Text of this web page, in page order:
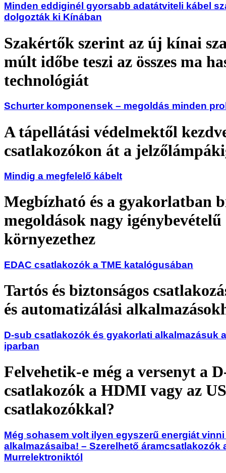
Minden eddiginél gyorsabb adatátviteli kábel
dolgozták ki Kínában
Szakértők szerint az új kínai
múlt időbe teszi az összes ma
technológiát
Schurter komponensek – megoldás minden
A tápellátási védelmektől
csatlakozókon át a
Mindig a megfelelő kábelt
Megbízható és a gyakorlatban
megoldások nagy igénybevételű
környezethez
EDAC csatlakozók a TME katalógusában
Tartós és biztonságos
és automatizálási
D-sub csatlakozók és gyakorlati alkalmazásuk
iparban
Felvehetik-e még a versenyt a
csatlakozók a HDMI vagy az
csatlakozókkal?
Még sohasem volt ilyen egyszerű energiát vinni
alkalmazásaiba! – Szerelhető áramcsatlakozók
Murrelektroniktól